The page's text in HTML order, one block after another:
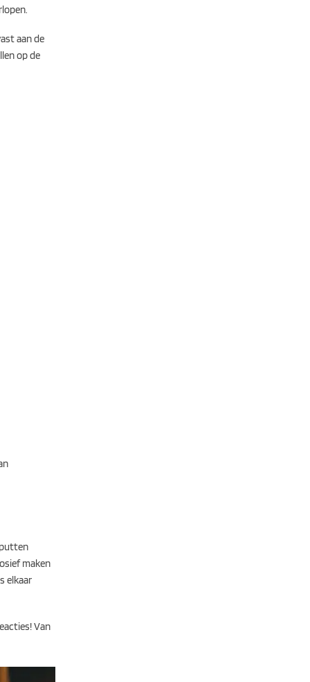
aan de
op de
maken
elkaar
Van